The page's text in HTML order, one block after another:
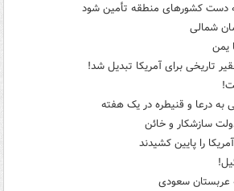
دست کشورهای منطقه تأمین شود
شمالی
یمن
تاریخی برای آمریکا تبدیل شد!
سازشکار و خائن
را پایین کشیدند
عربستان سعودی